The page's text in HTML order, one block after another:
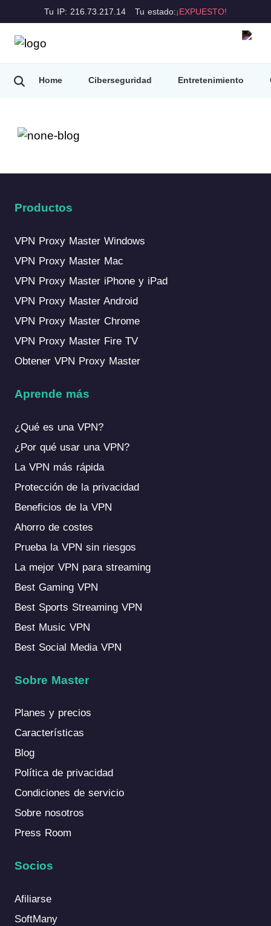
Tu IP: 216.73.217.14 Tu estado:¡EXPUESTO!
Home Ciberseguridad Entretenimiento
Productos
VPN Proxy Master Windows
VPN Proxy Master Mac
VPN Proxy Master iPhone y iPad
VPN Proxy Master Android
VPN Proxy Master Chrome
VPN Proxy Master Fire TV
Obtener VPN Proxy Master
Aprende más
¿Qué es una VPN?
¿Por qué usar una VPN?
La VPN más rápida
Protección de la privacidad
Beneficios de la VPN
Ahorro de costes
Prueba la VPN sin riesgos
La mejor VPN para streaming
Best Gaming VPN
Best Sports Streaming VPN
Best Music VPN
Best Social Media VPN
Sobre Master
Planes y precios
Características
Blog
Política de privacidad
Condiciones de servicio
Sobre nosotros
Press Room
Socios
Afiliarse
SoftMany